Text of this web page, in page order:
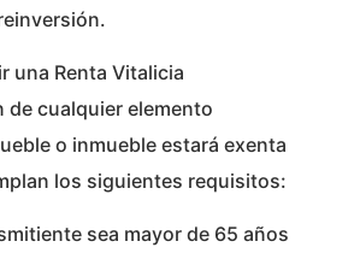
una Renta Vitalicia
de cualquier elemento
o inmueble estará exenta
los siguientes requisitos:
sea mayor de 65 años